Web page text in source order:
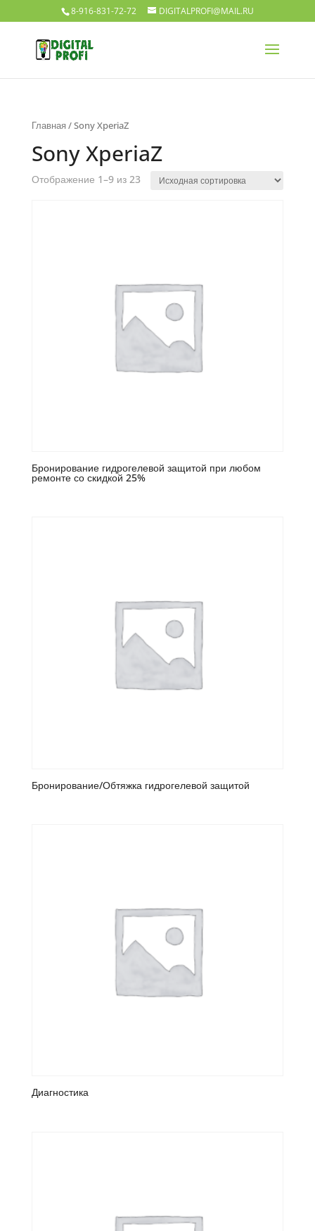
8-916-831-72-72 DIGITALPROFI@MAIL.RU
Главная / Sony XperiaZ
Sony XperiaZ
Отображение 1–9 из 23
Бронирование гидрогелевой защитой при любом
ремонте со скидкой 25%
Бронирование/Обтяжка гидрогелевой защитой
Диагностика